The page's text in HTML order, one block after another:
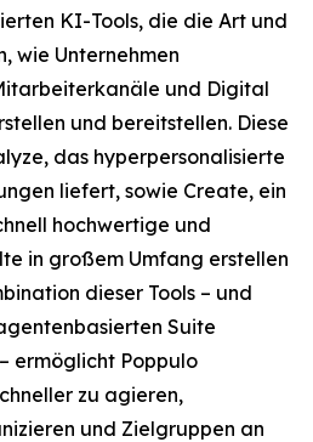
KI-Tools, die die Art und
wie Unternehmen
und Digital
und bereitstellen. Diese
das hyperpersonalisierte
liefert, sowie Create, ein
hochwertige und
in großem Umfang erstellen
dieser Tools – und
Suite
ermöglicht Poppulo
zu agieren,
und Zielgruppen an